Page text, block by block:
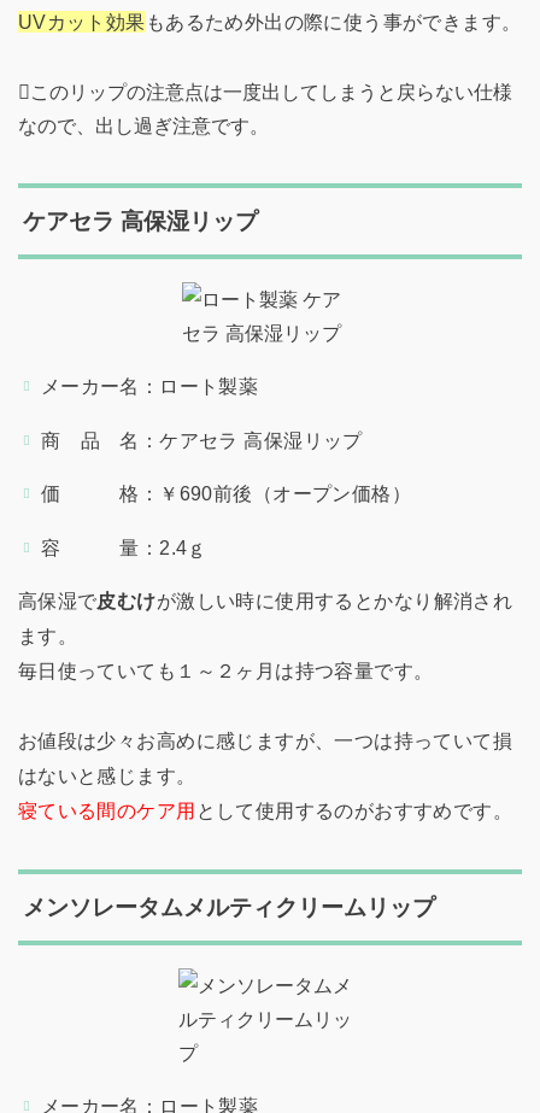
UVカット効果 もあるため外出の際に使う事ができます。
このリップの注意点は一度出してしまうと戻らない仕様
なので、出し過ぎ注意です。
ケアセラ 高保湿リップ
メーカー名：ロート製薬
商 品 名：ケアセラ 高保湿リップ
価 格：￥690前後（オープン価格）
容 量：2.4ｇ
高保湿で皮むけが激しい時に使用するとかなり解消され
ます。
毎日使っていても１～２ヶ月は持つ容量です。
お値段は少々お高めに感じますが、一つは持っていて損
はないと感じます。
寝ている間のケア用 として使用するのがおすすめです。
メンソレータムメルティクリームリップ
メーカー名：ロート製薬